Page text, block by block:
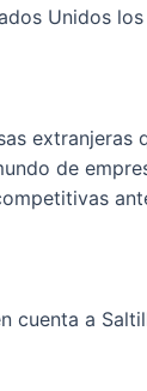
Unidos
de
cuenta a